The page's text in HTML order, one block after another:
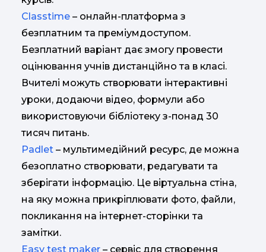
Classtime – онлайн-платформа з
безплатним та преміумдоступом.
Безплатний варіант дає змогу провести
оцінювання учнів дистанційно та в класі.
Вчителі можуть створювати інтерактивні
уроки, додаючи відео, формули або
використовуючи бібліотеку з-понад 30
тисяч питань.
Padlet – мультимедійний ресурс, де можна
безоплатно створювати, редагувати та
зберігати інформацію. Це віртуальна стіна,
на яку можна прикріплювати фото, файли,
покликання на інтернет-сторінки та
замітки.
Easy test maker – сервіс для створення